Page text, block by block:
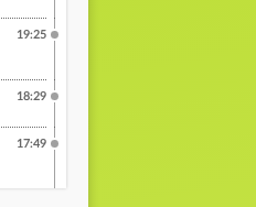
19:25
18:29
17:49